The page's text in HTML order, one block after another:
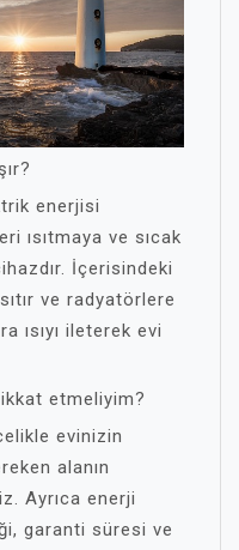
enerjisi
ısıtmaya ve sıcak
İçerisindeki
ve radyatörlere
ısıyı ileterek evi
etmeliyim?
evinizin
alanın
Ayrıca enerji
garanti süresi ve